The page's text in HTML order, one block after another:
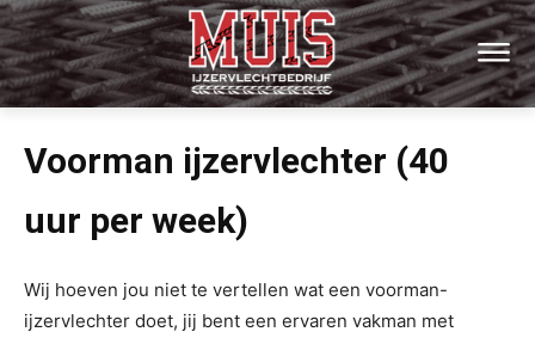
Voorman ijzervlechter (40
uur per week)
Wij hoeven jou niet te vertellen wat een voorman-
ijzervlechter doet, jij bent een ervaren vakman met